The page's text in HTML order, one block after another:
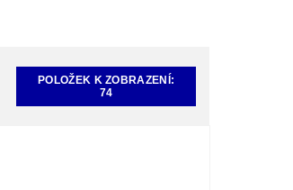
POLOŽEK K ZOBRAZENÍ:
74